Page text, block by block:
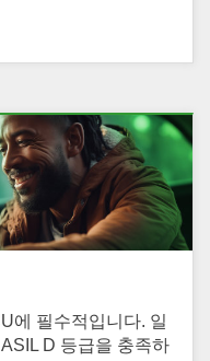
에 필수적입니다. 일
D 등급을 충족하